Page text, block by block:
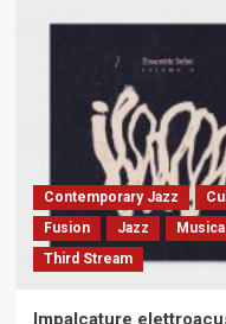
Contemporary Jazz
Fusion
Jazz Musica
Third Stream
Impalcature